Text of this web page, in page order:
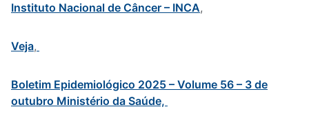
Instituto Nacional de Câncer – INCA,
Veja,
Boletim Epidemiológico 2025 – Volume 56 – 3 de
outubro Ministério da Saúde,